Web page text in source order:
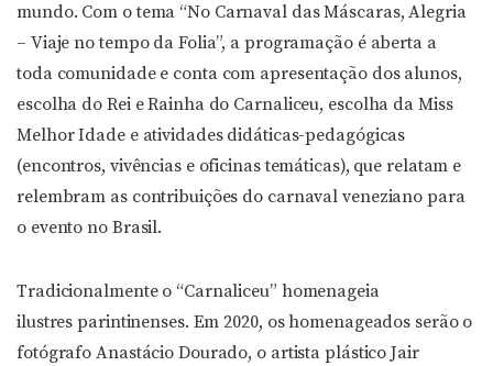
mundo. Com o tema “No Carnaval das Máscaras, Alegria
– Viaje no tempo da Folia”, a programação é aberta a
toda comunidade e conta com apresentação dos alunos,
escolha do Rei e Rainha do Carnaliceu, escolha da Miss
Melhor Idade e atividades didáticas-pedagógicas
(encontros, vivências e oficinas temáticas), que relatam e
relembram as contribuições do carnaval veneziano para
o evento no Brasil.
Tradicionalmente o “Carnaliceu” homenageia
ilustres parintinenses. Em 2020, os homenageados serão o
fotógrafo Anastácio Dourado, o artista plástico Jair